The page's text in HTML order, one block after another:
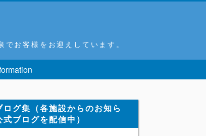
お客様をお迎えしています。
ログ集（各施設からのお知ら
ブログを配信中）